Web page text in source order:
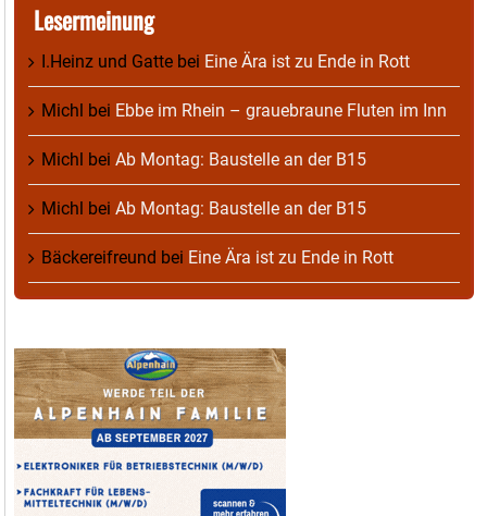
Lesermeinung
I.Heinz und Gatte bei Eine Ära ist zu Ende in Rott
Michl bei Ebbe im Rhein – grauebraune Fluten im Inn
Michl bei Ab Montag: Baustelle an der B15
Michl bei Ab Montag: Baustelle an der B15
Bäckereifreund bei Eine Ära ist zu Ende in Rott